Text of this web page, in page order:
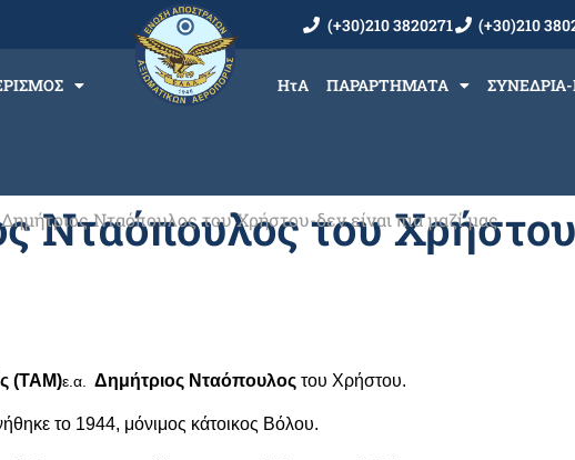
(+30)210 3820271 (+30)210
ΗτΑ ΠΑΡΑΡΤΗΜΑΤΑ
Νταόπουλος του Χρήστου-δεν είναι πια μαζί μας
του
(ΤΑΜ)ε.α. Δημήτριος Νταόπουλος του Χρήστου.
το 1944, μόνιμος κάτοικος Βόλου.